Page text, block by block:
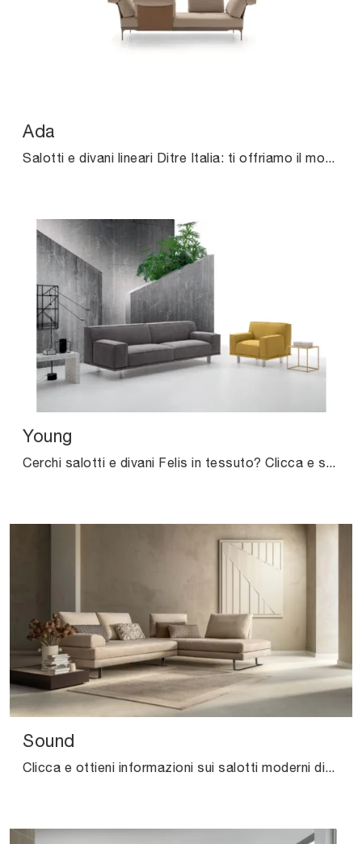
Ada
Salotti e divani lineari Ditre Italia: ti offriamo il modello Ada in tessuto per impreziosire il soggiorno.
Young
Cerchi salotti e divani Felis in tessuto? Clicca e scopri di più sul modello Young per spazi moderni.
Sound